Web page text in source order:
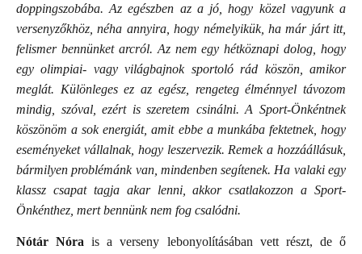
doppingszobába. Az egészben az a jó, hogy közel vagyunk a
versenyzőkhöz, néha annyira, hogy némelyikük, ha már járt itt,
felismer bennünket arcról. Az nem egy hétköznapi dolog, hogy
egy olimpiai- vagy világbajnok sportoló rád köszön, amikor
meglát. Különleges ez az egész, rengeteg élménnyel távozom
mindig, szóval, ezért is szeretem csinálni. A Sport-Önkéntnek
köszönöm a sok energiát, amit ebbe a munkába fektetnek, hogy
eseményeket vállalnak, hogy leszervezik. Remek a hozzáállásuk,
bármilyen problémánk van, mindenben segítenek. Ha valaki egy
klassz csapat tagja akar lenni, akkor csatlakozzon a Sport-
Önkénthez, mert bennünk nem fog csalódni.
Nótár Nóra is a verseny lebonyolításában vett részt, de ő